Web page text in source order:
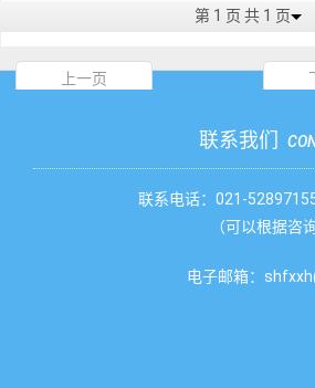
第 1 页 共 1 页
上一页
联系我们
联系电话：021-
（可以根据咨
电子邮箱：